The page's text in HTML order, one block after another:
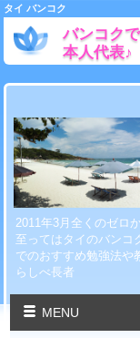
タイ バンコク
バンコク
本人代表♪
2011年3月全くのゼロ
至ってはタイのバンコ
でのおすすめ勉強法や
らしべ長者
MENU